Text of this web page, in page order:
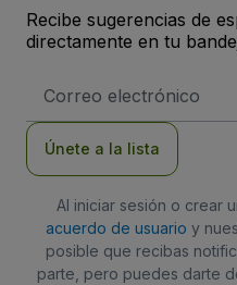
Recibe sugerencias de
directamente en tu
de
Únete a la lista
Al iniciar sesión o crear
acuerdo de usuario y
posible que recibas
parte, pero puedes darte